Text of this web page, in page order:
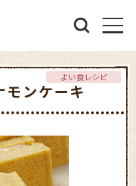
モンケーキ
よい食レシピ